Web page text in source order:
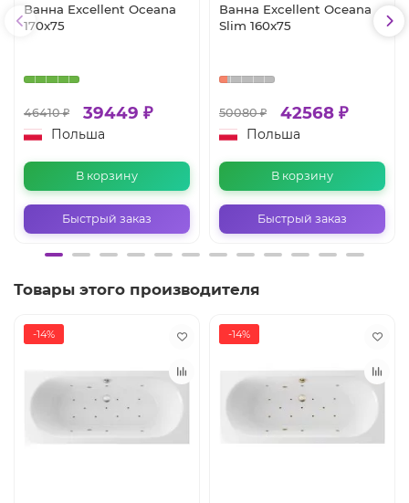
Ванна Excellent Oceana
170x75
46410 ₽ 39449 ₽
Польша
В корзину
Быстрый заказ
Ванна Excellent Oceana
Slim 160x75
50080 ₽ 42568 ₽
Польша
В корзину
Быстрый заказ
Товары этого производителя
-14% -14%